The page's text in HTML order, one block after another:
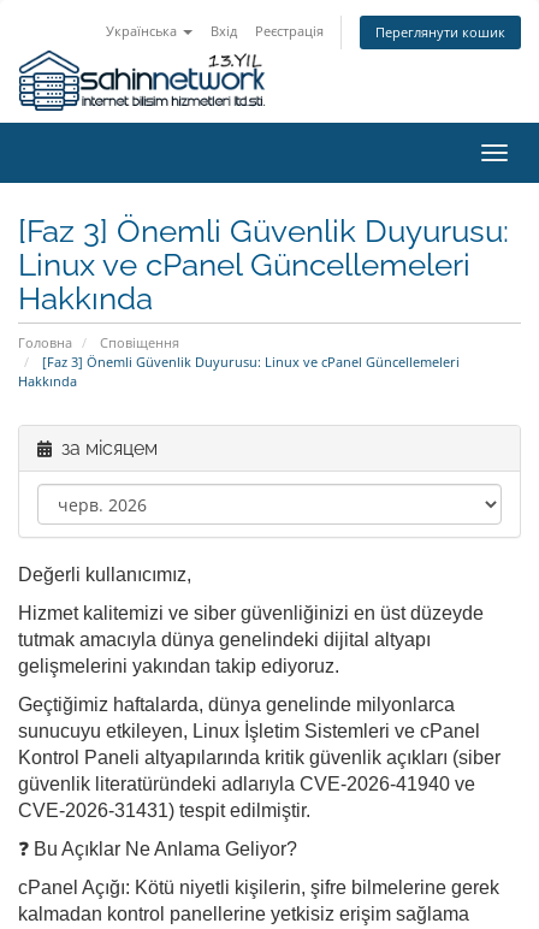
Українська Вхід Реєстрація Переглянути кошик
[Faz 3] Önemli Güvenlik Duyurusu:
Linux ve cPanel Güncellemeleri
Hakkında
Головна
Сповіщення
[Faz 3] Önemli Güvenlik Duyurusu: Linux ve cPanel Güncellemeleri
Hakkında
за місяцем
Değerli kullanıcımız,
Hizmet kalitemizi ve siber güvenliğinizi en üst düzeyde
tutmak amacıyla dünya genelindeki dijital altyapı
gelişmelerini yakından takip ediyoruz.
Geçtiğimiz haftalarda, dünya genelinde milyonlarca
sunucuyu etkileyen, Linux İşletim Sistemleri ve cPanel
Kontrol Paneli altyapılarında kritik güvenlik açıkları (siber
güvenlik literatüründeki adlarıyla CVE-2026-41940 ve
CVE-2026-31431) tespit edilmiştir.
❓ Bu Açıklar Ne Anlama Geliyor?
cPanel Açığı: Kötü niyetli kişilerin, şifre bilmelerine gerek
kalmadan kontrol panellerine yetkisiz erişim sağlama